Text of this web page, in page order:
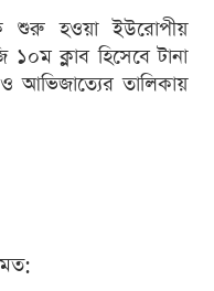
শুরু হওয়া ইউরোপীয়
ক্লাব হিসেবে টানা
আভিজাত্যের তালিকায়